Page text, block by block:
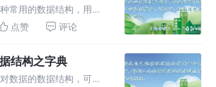
常用的数据结构，用于
函数将键映射到一个数
用对象来实现散列表
点赞 评论
结构之字典
数据的数据结构，可以